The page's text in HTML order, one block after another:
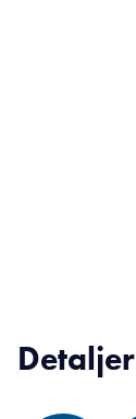
Detaljer